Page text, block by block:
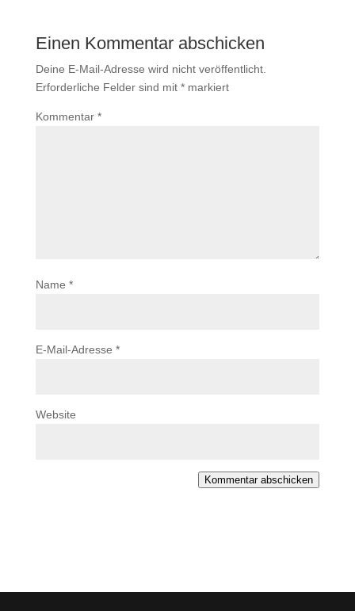
Einen Kommentar abschicken
Deine E-Mail-Adresse wird nicht veröffentlicht.
Erforderliche Felder sind mit *markiert
Kommentar *
Name *
E-Mail-Adresse *
Website
Kommentar abschicken